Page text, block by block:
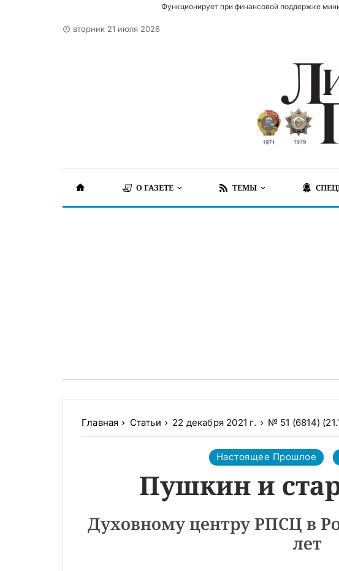
Функционирует при финансовой поддержке
вторник 21 июля 2026
О ГАЗЕТЕ ТЕМЫ
Главная Статьи 22 декабря 2021 г. № 51 (6814)
Настоящее Прошлое
Пушкин и
Духовному центру РПСЦ в
лет